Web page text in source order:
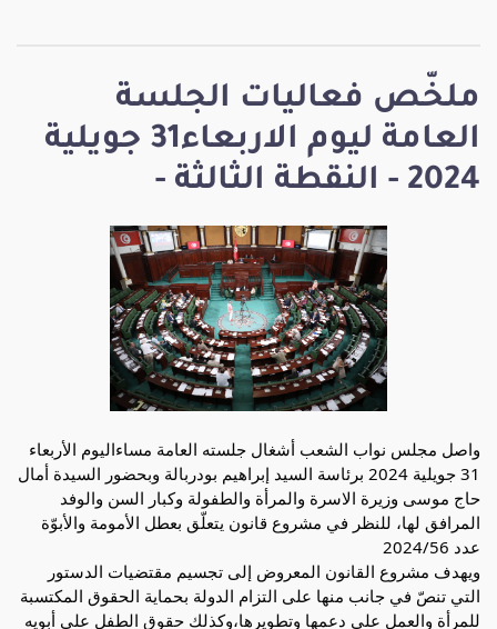
ملخّص فعاليات الجلسة
العامة ليوم الاربعاء31 جويلية
2024 - النقطة الثالثة -
واصل مجلس نواب الشعب أشغال جلسته العامة مساءاليوم الأربعاء
31 جويلية 2024 برئاسة السيد إبراهيم بودربالة وبحضور السيدة أمال
حاج موسى وزيرة الاسرة والمرأة والطفولة وكبار السن والوفد
المرافق لها، للنظر في مشروع قانون يتعلّق بعطل الأمومة والأبوّة
عدد 2024/56
ويهدف مشروع القانون المعروض إلى تجسيم مقتضيات الدستور
التي تنصّ في جانب منها على التزام الدولة بحماية الحقوق المكتسبة
للمرأة والعمل على دعمها وتطويرها،وكذلك حقوق الطفل على أبويه